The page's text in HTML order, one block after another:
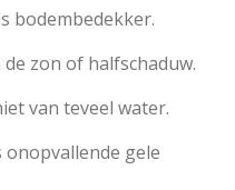
bodembedekker.
zon of halfschaduw.
van teveel water.
gele